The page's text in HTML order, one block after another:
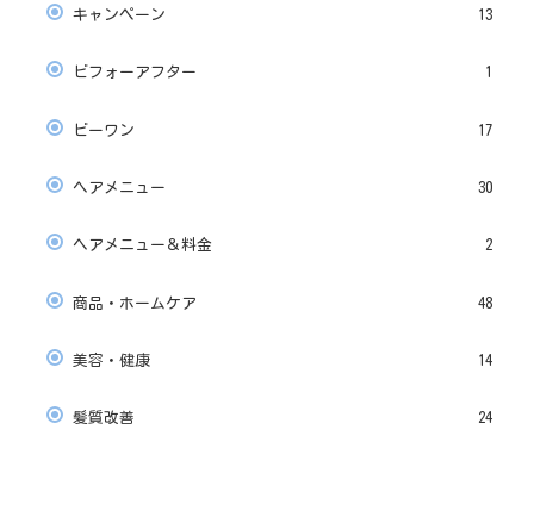
キャンペーン 13
ビフォーアフター 1
ビーワン 17
ヘアメニュー 30
ヘアメニュー＆料金 2
商品・ホームケア 48
美容・健康 14
髪質改善 24